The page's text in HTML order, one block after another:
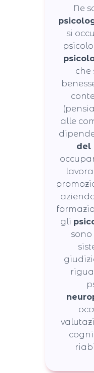
Ne
si
che
alle
del
gli